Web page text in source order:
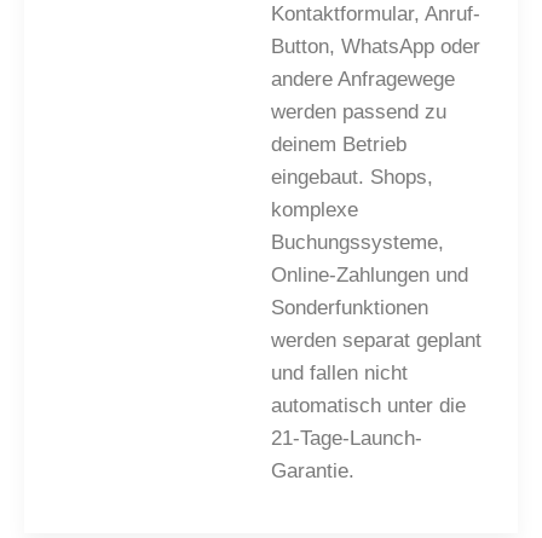
Kontaktformular, Anruf-
Button, WhatsApp oder
andere Anfragewege
werden passend zu
deinem Betrieb
eingebaut. Shops,
komplexe
Buchungssysteme,
Online-Zahlungen und
Sonderfunktionen
werden separat geplant
und fallen nicht
automatisch unter die
21-Tage-Launch-
Garantie.